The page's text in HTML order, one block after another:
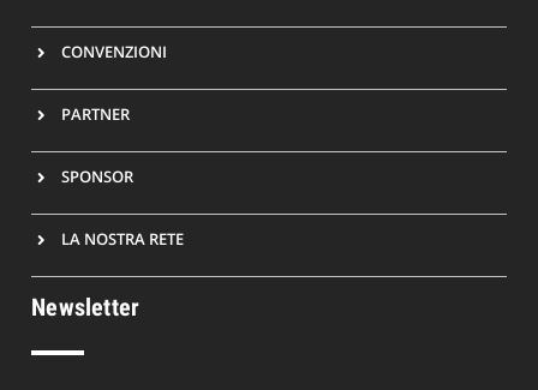
CONVENZIONI
PARTNER
SPONSOR
LA NOSTRA RETE
Newsletter